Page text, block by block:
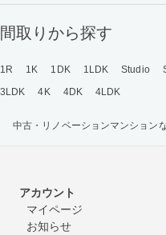
間取りから探す
1R 1K 1DK 1LDK Studio
3LDK
4K 4DK 4LDK
中古・リノベーションマンション
アカウント
マイページ
お知らせ